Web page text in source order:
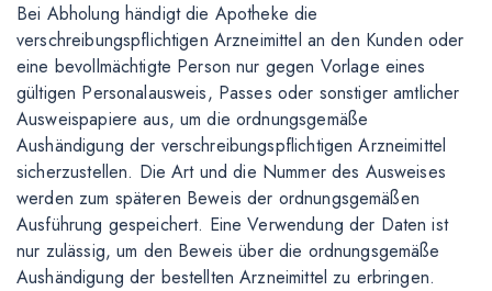
Bei Abholung händigt die Apotheke die
verschreibungspflichtigen Arzneimittel an den Kunden oder
eine bevollmächtigte Person nur gegen Vorlage eines
gültigen Personalausweis, Passes oder sonstiger amtlicher
Ausweispapiere aus, um die ordnungsgemäße
Aushändigung der verschreibungspflichtigen Arzneimittel
sicherzustellen. Die Art und die Nummer des Ausweises
werden zum späteren Beweis der ordnungsgemäßen
Ausführung gespeichert. Eine Verwendung der Daten ist
nur zulässig, um den Beweis über die ordnungsgemäße
Aushändigung der bestellten Arzneimittel zu erbringen.